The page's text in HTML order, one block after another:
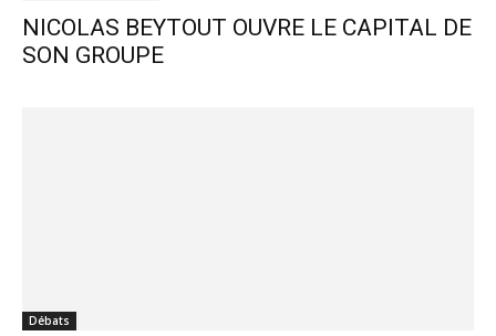
NICOLAS BEYTOUT OUVRE LE CAPITAL DE
SON GROUPE
Débats